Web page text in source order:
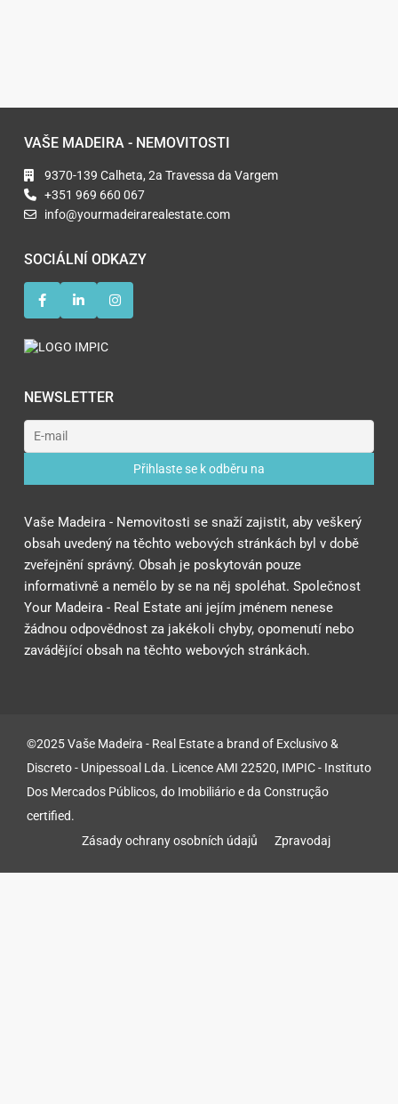
VAŠE MADEIRA - NEMOVITOSTI
9370-139 Calheta, 2a Travessa da Vargem
+351 969 660 067
info@yourmadeirarealestate.com
SOCIÁLNÍ ODKAZY
NEWSLETTER
Vaše Madeira - Nemovitosti se snaží zajistit, aby veškerý
obsah uvedený na těchto webových stránkách byl v době
zveřejnění správný. Obsah je poskytován pouze
informativně a nemělo by se na něj spoléhat. Společnost
Your Madeira - Real Estate ani jejím jménem nenese
žádnou odpovědnost za jakékoli chyby, opomenutí nebo
zavádějící obsah na těchto webových stránkách.
©2025 Vaše Madeira - Real Estate a brand of Exclusivo &
Discreto - Unipessoal Lda. Licence AMI 22520, IMPIC - Instituto
Dos Mercados Públicos, do Imobiliário e da Construção
certified.
Zásady ochrany osobních údajů
Zpravodaj